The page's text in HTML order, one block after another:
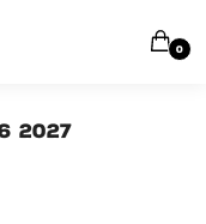
0
2027